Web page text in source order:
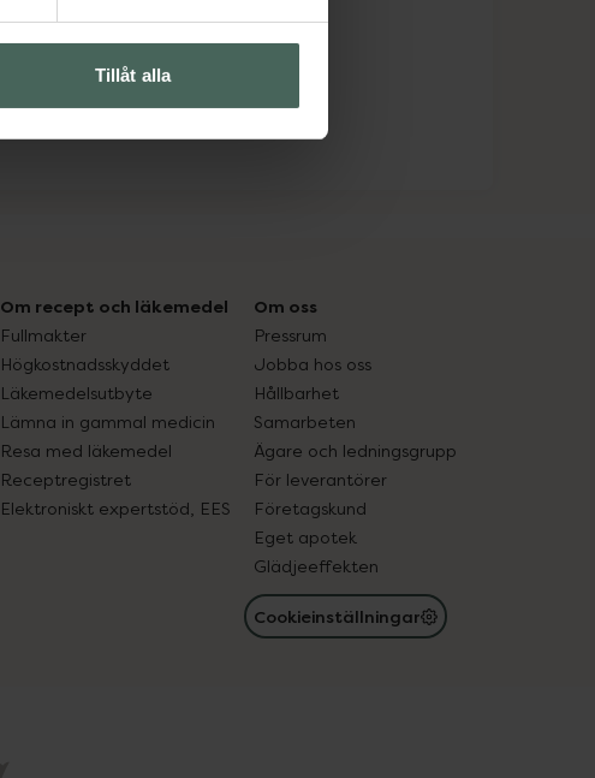
Tillåt alla
Om recept och läkemedel
Fullmakter
Högkostnadsskyddet
Läkemedelsutbyte
Lämna in gammal medicin
Resa med läkemedel
Receptregistret
Elektroniskt expertstöd, EES
Om oss
Pressrum
Jobba hos oss
Hållbarhet
Samarbeten
Ägare och ledningsgrupp
För leverantörer
Företagskund
Eget apotek
Glädjeeffekten
Cookieinställningar